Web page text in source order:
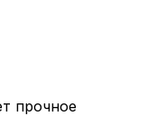
прочное